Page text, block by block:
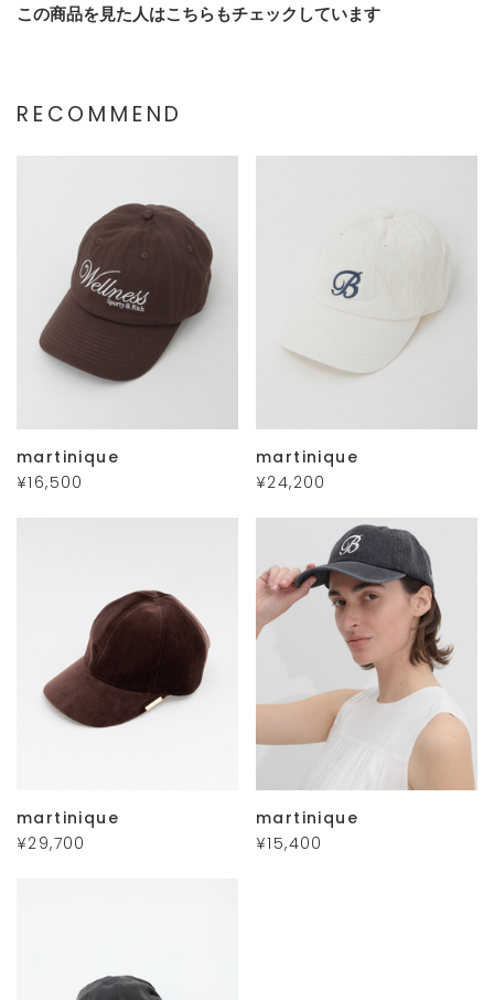
この商品を見た人はこちらもチェックしています
RECOMMEND
martinique
¥16,500
martinique
¥24,200
martinique
¥29,700
martinique
¥15,400